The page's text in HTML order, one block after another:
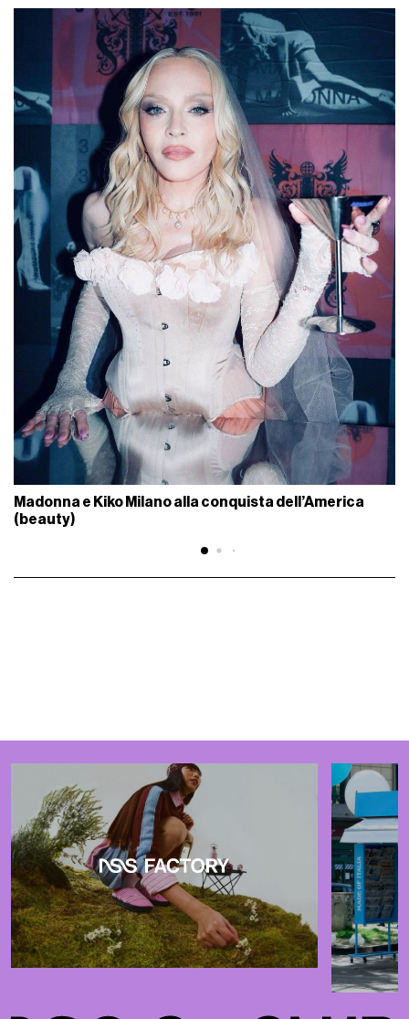
Madonna e Kiko Milano alla conquista dell’America
(beauty)